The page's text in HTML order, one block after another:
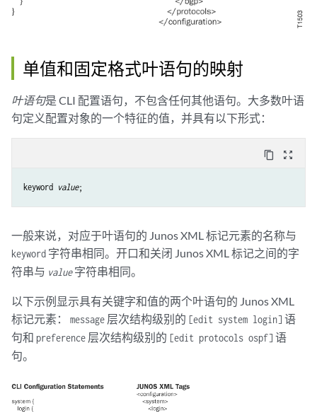
单值和固定格式叶语句的映射
叶语句是 CLI 配置语句，不包含任何其他语句。大多数叶语
句定义配置对象的一个特征的值，并具有以下形式：
content_copy zoom_out_map
keyword value
一般来说，对应于叶语句的 Junos XML 标记元素的名称与
keyword 字符串相同。开口和关闭 Junos XML 标记之间的字
符串与 value字符串相同。
以下示例显示具有关键字和值的两个叶语句的 Junos XML
标记元素： message 层次结构级别的 [edit system login] 语
句和 preference 层次结构级别的 [edit protocols ospf] 语
句。